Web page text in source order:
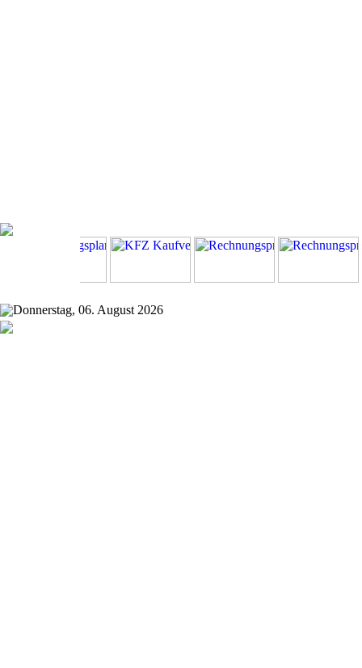
Donnerstag, 06. August 2026